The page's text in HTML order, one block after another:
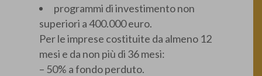
programmi di investimento non
superiori a 400.000 euro.
Per le imprese costituite da almeno 12
mesi e da non più di 36 mesi:
– 50% a fondo perduto.